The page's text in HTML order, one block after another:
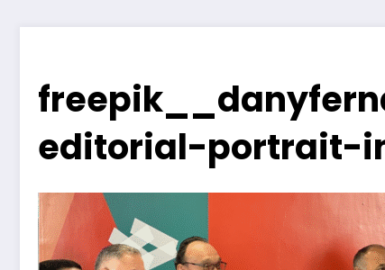
editorial-portrait-